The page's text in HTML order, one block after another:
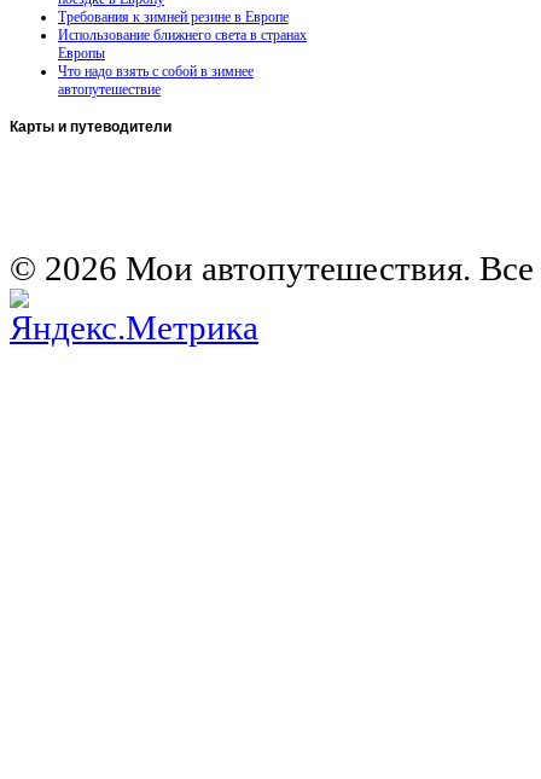
Требования к зимней резине в Европе
Использование ближнего света в странах
Европы
Что надо взять с собой в зимнее
автопутешествие
Карты и путеводители
© 2026 Мои автопутешествия.